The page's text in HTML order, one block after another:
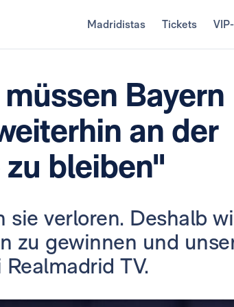
Madridistas Tickets
Bayern
an der
bleiben"
sie verloren. Deshalb
zu gewinnen und
TV.